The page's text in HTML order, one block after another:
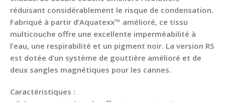
réduisant considérablement le risque de condensation.
Fabriqué à partir d’Aquatexx™ amélioré, ce tissu
multicouche offre une excellente imperméabilité à
l’eau, une respirabilité et un pigment noir. La version RS
est dotée d’un système de gouttière amélioré et de
deux sangles magnétiques pour les cannes.
Caractéristiques :